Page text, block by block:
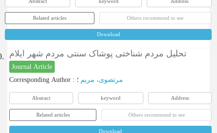
Related articles Others recommend to see
Download
تحلیل مردم شناختی پوشاک سنتی مردم شهر ایلام
Journal Article
Corresponding Author : مرتضوی، مریم ؛
Abstract keyword Address
Related articles Others recommend to see
Download